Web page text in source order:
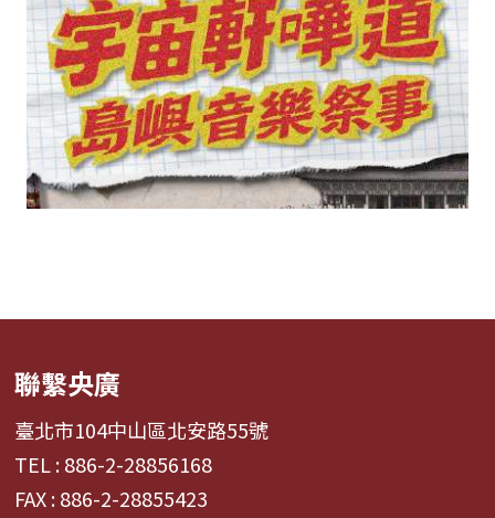
聯繫央廣
臺北市104中山區北安路55號
TEL : 886-2-28856168
FAX : 886-2-28855423